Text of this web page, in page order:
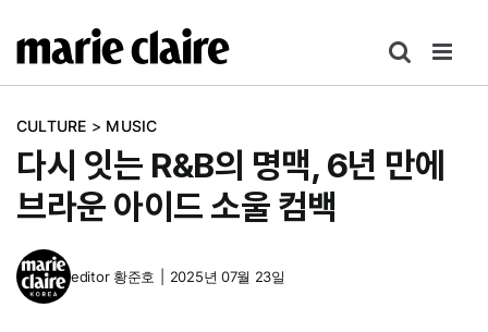
텐
건CULTURE > MUSIC
다시 잇는 R&B의 명맥, 6년 만에
브라운 아이드 소울 컴백
editor 황준호 2025년 07월 23일